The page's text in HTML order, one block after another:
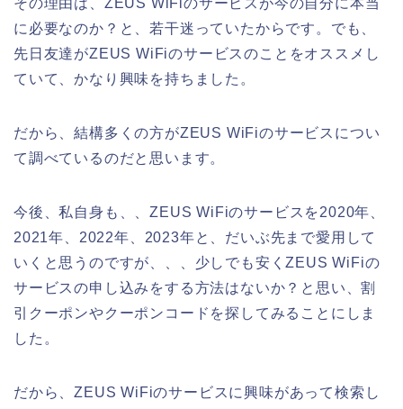
その理由は、ZEUS WiFiのサービスが今の自分に本当
に必要なのか？と、若干迷っていたからです。でも、
先日友達がZEUS WiFiのサービスのことをオススメし
ていて、かなり興味を持ちました。
だから、結構多くの方がZEUS WiFiのサービスについ
て調べているのだと思います。
今後、私自身も、、ZEUS WiFiのサービスを2020年、
2021年、2022年、2023年と、だいぶ先まで愛用して
いくと思うのですが、、、少しでも安くZEUS WiFiの
サービスの申し込みをする方法はないか？と思い、割
引クーポンやクーポンコードを探してみることにしま
した。
だから、ZEUS WiFiのサービスに興味があって検索し